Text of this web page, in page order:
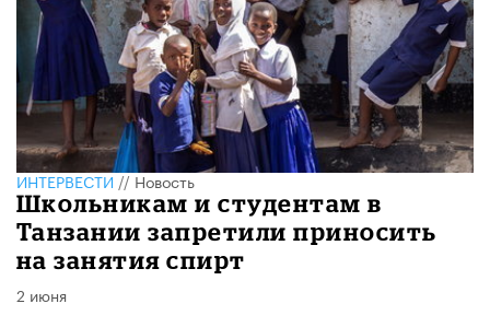
ИНТЕРВЕСТИ//Новость
Школьникам и студентам в
Танзании запретили приносить
на занятия спирт
2 июня